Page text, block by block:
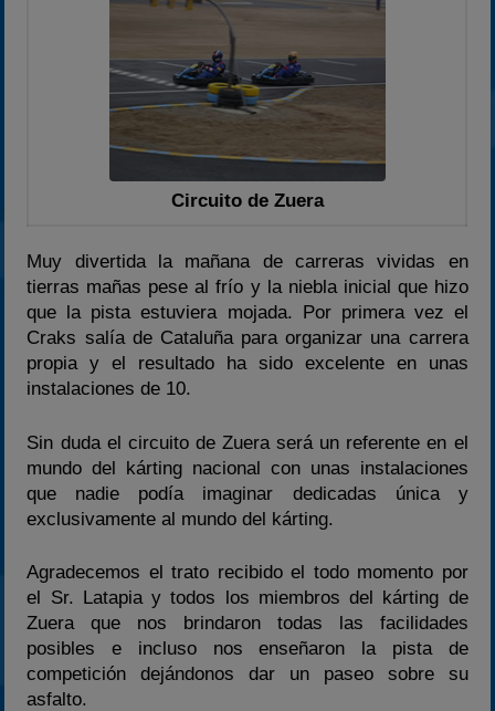
Circuito de Zuera
Muy divertida la mañana de carreras vividas en
tierras mañas pese al frío y la niebla inicial que hizo
que la pista estuviera mojada. Por primera vez el
Craks salía de Cataluña para organizar una carrera
propia y el resultado ha sido excelente en unas
instalaciones de 10.
Sin duda el circuito de Zuera será un referente en el
mundo del kárting nacional con unas instalaciones
que nadie podía imaginar dedicadas única y
exclusivamente al mundo del kárting.
Agradecemos el trato recibido el todo momento por
el Sr. Latapia y todos los miembros del kárting de
Zuera que nos brindaron todas las facilidades
posibles e incluso nos enseñaron la pista de
competición dejándonos dar un paseo sobre su
asfalto.